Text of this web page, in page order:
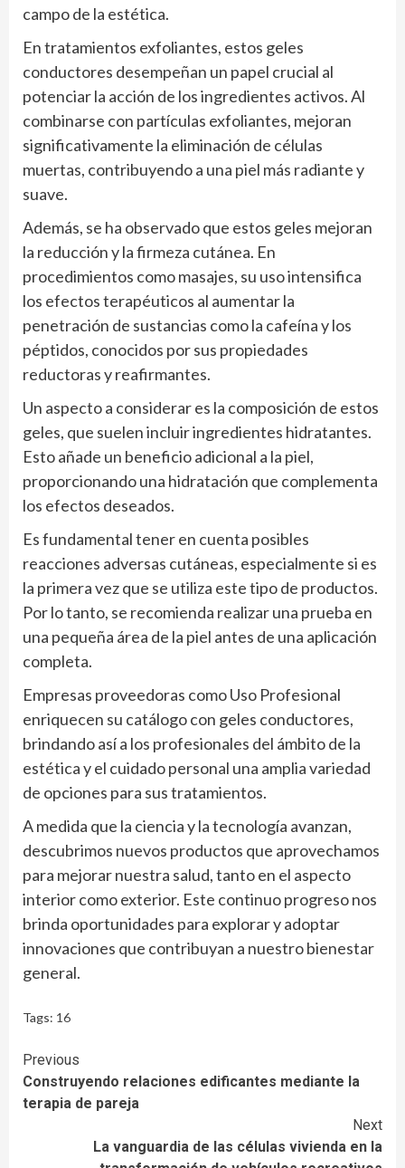
campo de la estética.
En tratamientos exfoliantes, estos geles
conductores desempeñan un papel crucial al
potenciar la acción de los ingredientes activos. Al
combinarse con partículas exfoliantes, mejoran
significativamente la eliminación de células
muertas, contribuyendo a una piel más radiante y
suave.
Además, se ha observado que estos geles mejoran
la reducción y la firmeza cutánea. En
procedimientos como masajes, su uso intensifica
los efectos terapéuticos al aumentar la
penetración de sustancias como la cafeína y los
péptidos, conocidos por sus propiedades
reductoras y reafirmantes.
Un aspecto a considerar es la composición de estos
geles, que suelen incluir ingredientes hidratantes.
Esto añade un beneficio adicional a la piel,
proporcionando una hidratación que complementa
los efectos deseados.
Es fundamental tener en cuenta posibles
reacciones adversas cutáneas, especialmente si es
la primera vez que se utiliza este tipo de productos.
Por lo tanto, se recomienda realizar una prueba en
una pequeña área de la piel antes de una aplicación
completa.
Empresas proveedoras como Uso Profesional
enriquecen su catálogo con geles conductores,
brindando así a los profesionales del ámbito de la
estética y el cuidado personal una amplia variedad
de opciones para sus tratamientos.
A medida que la ciencia y la tecnología avanzan,
descubrimos nuevos productos que aprovechamos
para mejorar nuestra salud, tanto en el aspecto
interior como exterior. Este continuo progreso nos
brinda oportunidades para explorar y adoptar
innovaciones que contribuyan a nuestro bienestar
general.
Tags: 16
Continue
Reading
Previous
Construyendo relaciones edificantes mediante la
terapia de pareja
Next
La vanguardia de las células vivienda en la